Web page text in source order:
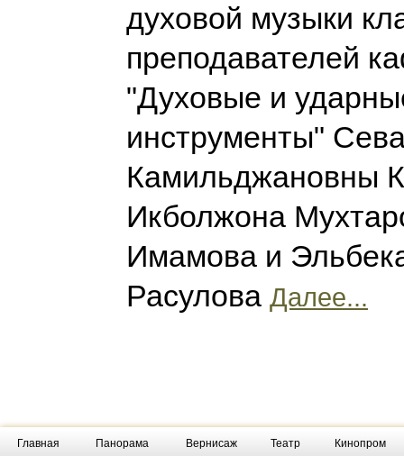
духовой музыки
преподавателей
"Духовые и
инструменты"
Камильджановны
Икболжона
Имамова и
Расулова Далее...
Главная Панорама Вернисаж Театр Кинопром